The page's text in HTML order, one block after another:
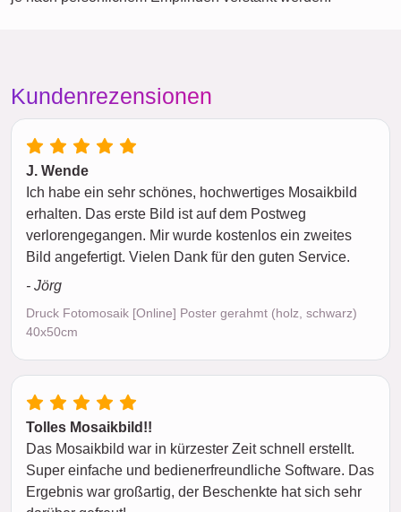
Kundenrezensionen
J. Wende
Ich habe ein sehr schönes, hochwertiges Mosaikbild
erhalten. Das erste Bild ist auf dem Postweg
verlorengegangen. Mir wurde kostenlos ein zweites
Bild angefertigt. Vielen Dank für den guten Service.
- Jörg
Druck Fotomosaik [Online] Poster gerahmt (holz, schwarz)
40x50cm
Tolles Mosaikbild!!
Das Mosaikbild war in kürzester Zeit schnell erstellt.
Super einfache und bedienerfreundliche Software. Das
Ergebnis war großartig, der Beschenkte hat sich sehr